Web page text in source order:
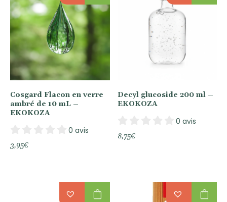
Cosgard Flacon en verre
ambré de 10 mL –
EKOKOZA
0 avis
3,95€
Decyl glucoside 200 ml –
EKOKOZA
0 avis
8,75€
shopping_bag shopping_bag